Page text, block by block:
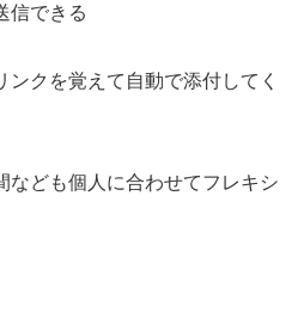
信できる
ンクを覚えて自動で添付してく
なども個人に合わせてフレキシ